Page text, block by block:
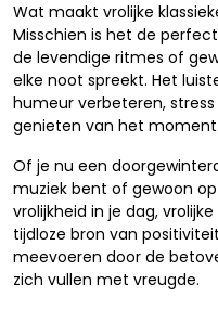
Wat maakt vrolijke
Misschien is het de
de levendige ritmes of
elke noot spreekt. Het
humeur verbeteren,
genieten van het moment.
Of je nu een
muziek bent of gewoon
vrolijkheid in je dag,
tijdloze bron van
meevoeren door de
zich vullen met vreugde.